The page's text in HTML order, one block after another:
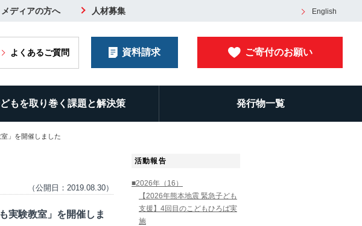
メディアの方へ 人材募集 English
よくあるご質問 資料請求 ご寄付のお願い
もを取り巻く課題と解決策 発行物一覧
」を開催しました
（公開日：2019.08.30）
実験教室」を開催しま
活動報告
■2026年（16）
【2026年熊本地震 緊急子ども
支援】4回目のこどもひろば実
施